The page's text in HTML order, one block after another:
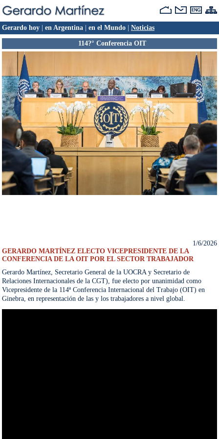
Gerardo hoy en Argentina en el Mundo Noticias
114?° Conferencia OIT
1/6/2026
GERARDO MARTÍNEZ ELECTO VICEPRESIDENTE DE LA
CONFERENCIA DE LA OIT POR EL SECTOR TRABAJADOR
Gerardo Martínez, Secretario General de la UOCRA y Secretario de
Relaciones Internacionales de la CGT), fue electo por unanimidad como
Vicepresidente de la 114ª Conferencia Internacional del Trabajo (OIT) en
Ginebra, en representación de las y los trabajadores a nivel global.